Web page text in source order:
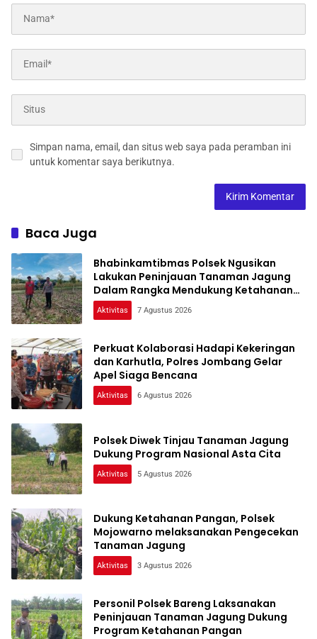
Simpan nama, email, dan situs web saya pada peramban ini
untuk komentar saya berikutnya.
Baca Juga
Bhabinkamtibmas Polsek Ngusikan
Lakukan Peninjauan Tanaman Jagung
Dalam Rangka Mendukung Ketahanan
Pangan
Aktivitas 7 Agustus 2026
Perkuat Kolaborasi Hadapi Kekeringan
dan Karhutla, Polres Jombang Gelar
Apel Siaga Bencana
Aktivitas 6 Agustus 2026
Polsek Diwek Tinjau Tanaman Jagung
Dukung Program Nasional Asta Cita
Aktivitas 5 Agustus 2026
Dukung Ketahanan Pangan, Polsek
Mojowarno melaksanakan Pengecekan
Tanaman Jagung
Aktivitas 3 Agustus 2026
Personil Polsek Bareng Laksanakan
Peninjauan Tanaman Jagung Dukung
Program Ketahanan Pangan